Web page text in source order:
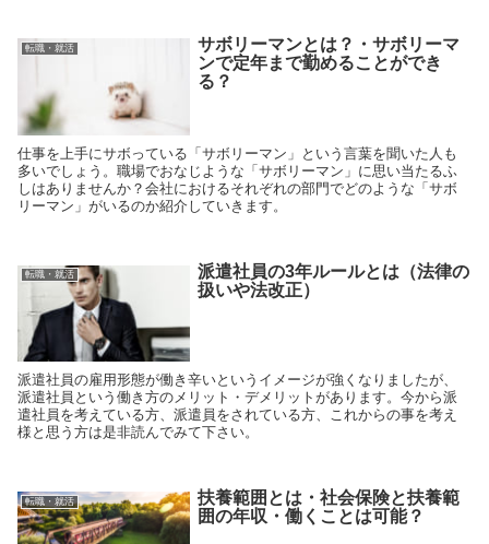
転職・就活
サボリーマンとは？・サボリーマ
ンで定年まで勤めることができ
る？
仕事を上手にサボっている「サボリーマン」という言葉を聞いた人も
多いでしょう。職場でおなじような「サボリーマン」に思い当たるふ
しはありませんか？会社におけるそれぞれの部門でどのような「サボ
リーマン」がいるのか紹介していきます。
転職・就活
派遣社員の3年ルールとは（法律の
扱いや法改正）
派遣社員の雇用形態が働き辛いというイメージが強くなりましたが、
派遣社員という働き方のメリット・デメリットがあります。今から派
遣社員を考えている方、派遣員をされている方、これからの事を考え
様と思う方は是非読んでみて下さい。
転職・就活
扶養範囲とは・社会保険と扶養範
囲の年収・働くことは可能？